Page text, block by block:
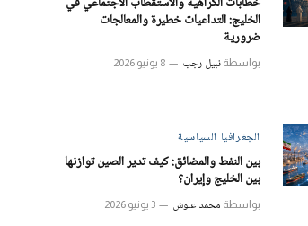
الخليج: التداعيات خطيرة والمعالجات
ضرورية
بواسطة نبيل رجب 8 يونيو 2026
الجغرافيا السياسية
بين النفط والمضائق: كيف تدير الصين توازنها
بين الخليج وإيران؟
بواسطة محمد علوش 3 يونيو 2026